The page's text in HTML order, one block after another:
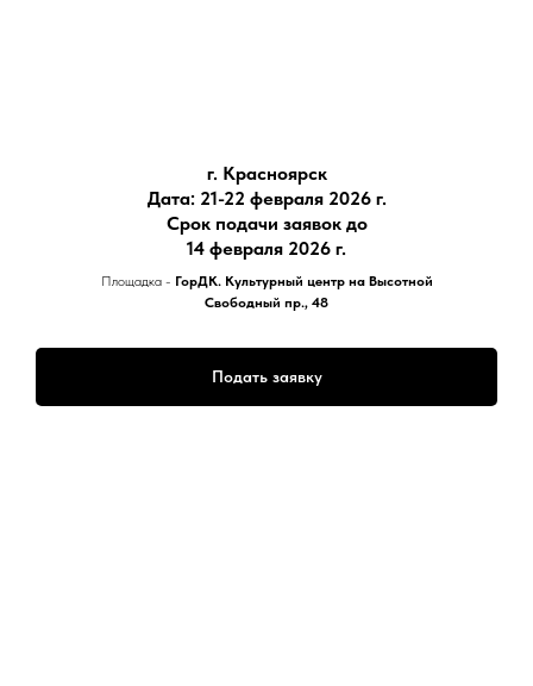
г. Красноярск
Дата: 21-22 февраля 2026 г.
Срок подачи заявок до
14 февраля 2026 г.
Площадка - ГорДК. Культурный центр на Высотной
Свободный пр., 48
Подать заявку